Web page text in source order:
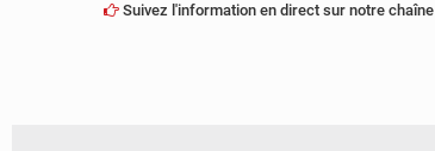
Suivez l'information en direct sur notre chaîne